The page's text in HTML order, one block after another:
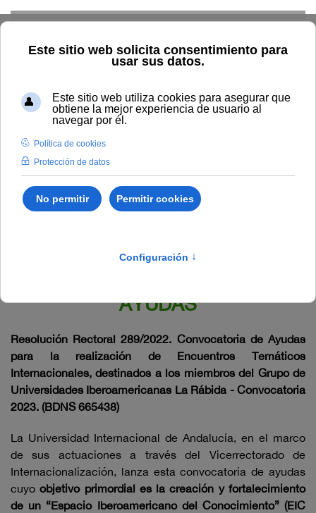
Inicio BOUNIA
Resolución Rectoral 289/2022.
Convocatoria de Ayudas para la realización de Encuentros
de Universidades Iberoamericanas La Rábida - Convocatoria
2023. (BDNS 665438)
Publicado en:
AYUDAS
Resolución Rectoral 289/2022. Convocatoria de Ayudas
para la realización de Encuentros Temáticos
Internacionales, destinados a los miembros del Grupo de
Universidades Iberoamericanas La Rábida - Convocatoria
2023. (BDNS 665438)
La Universidad Internacional de Andalucía, en el marco
de sus actuaciones a través del Vicerrectorado de
Internacionalización, lanza esta convocatoria de ayudas
cuyoobjetivo primordial es la creación y fortalecimiento
de un “Espacio Iberoamericano del Conocimiento” (EIC